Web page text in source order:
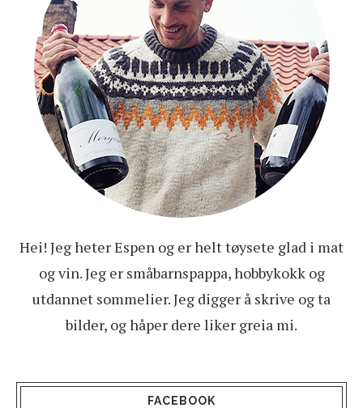
Hei! Jeg heter Espen og er helt tøysete glad i mat
og vin. Jeg er småbarnspappa, hobbykokk og
utdannet sommelier. Jeg digger å skrive og ta
bilder, og håper dere liker greia mi.
FACEBOOK